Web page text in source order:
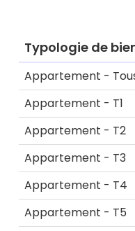
Typologie de
Appartement -
Appartement - T1
Appartement - T2
Appartement - T3
Appartement - T4
Appartement - T5